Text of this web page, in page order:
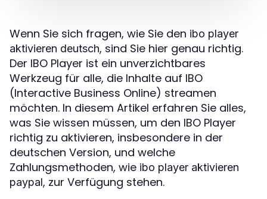
Wenn Sie sich fragen, wie Sie den ibo player
aktivieren deutsch, sind Sie hier genau richtig.
Der IBO Player ist ein unverzichtbares
Werkzeug für alle, die Inhalte auf IBO
(Interactive Business Online) streamen
möchten. In diesem Artikel erfahren Sie alles,
was Sie wissen müssen, um den IBO Player
richtig zu aktivieren, insbesondere in der
deutschen Version, und welche
Zahlungsmethoden, wie ibo player aktivieren
paypal, zur Verfügung stehen.